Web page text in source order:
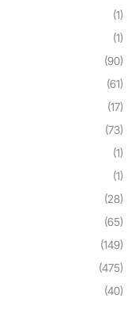
(1)
(1)
(90)
(61)
(17)
(73)
(1)
(1)
(28)
(65)
(149)
(475)
(40)